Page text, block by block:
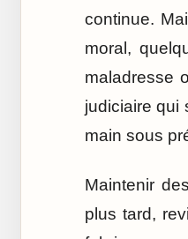
continue.
moral,
maladresse
judiciaire qui
main sous
Maintenir
plus tard,